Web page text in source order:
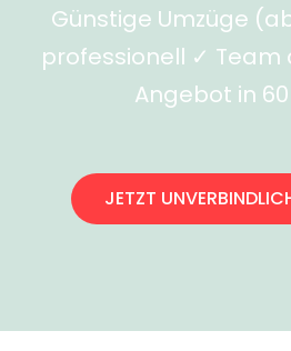
Günstige Umzüge
professionell ✓ Team
Angebot in 60
JETZT